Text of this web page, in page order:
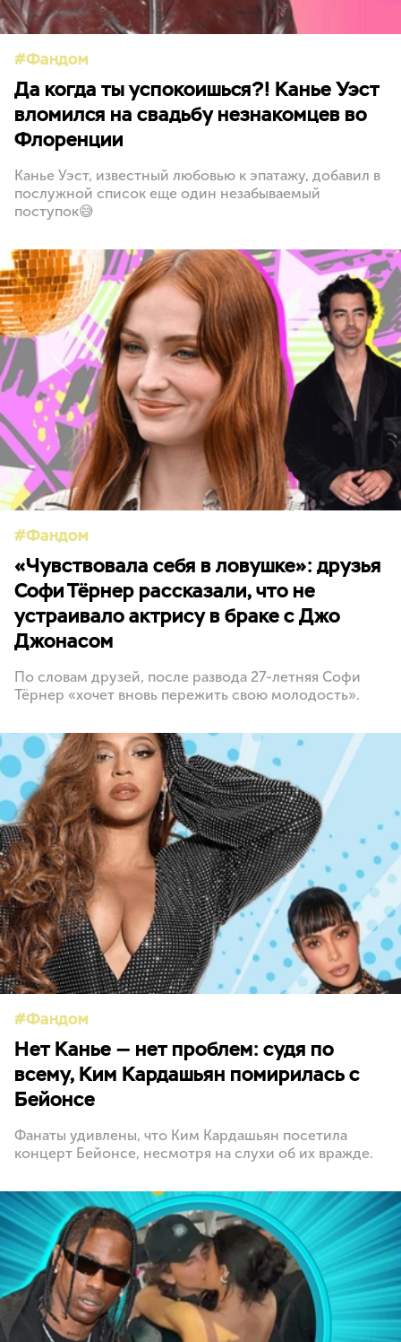
Фандом
Да когда ты успокоишься?! Канье Уэст
вломился на свадьбу незнакомцев во
Флоренции
Канье Уэст, известный любовью к эпатажу, добавил в
послужной список еще один незабываемый
поступок😅
Фандом
«Чувствовала себя в ловушке»: друзья
Софи Тёрнер рассказали, что не
устраивало актрису в браке с Джо
Джонасом
По словам друзей, после развода 27-летняя Софи
Тёрнер «хочет вновь пережить свою молодость».
Фандом
Нет Канье — нет проблем: судя по
всему, Ким Кардашьян помирилась с
Бейонсе
Фанаты удивлены, что Ким Кардашьян посетила
концерт Бейонсе, несмотря на слухи об их вражде.